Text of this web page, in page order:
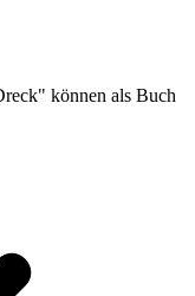
können als Buch